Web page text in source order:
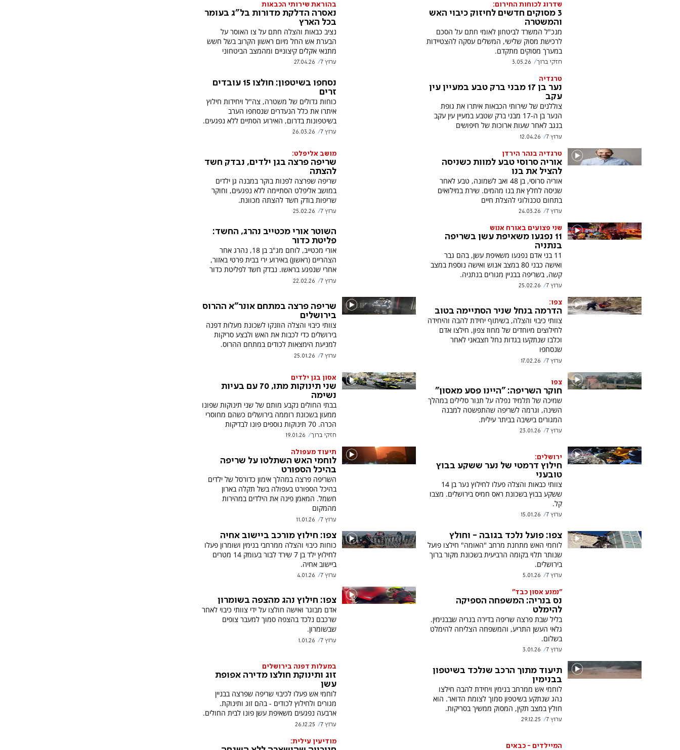
שדרוג לכוחות החירום:
3 מסוקים חדשים לחיזוק כיבוי האש
והמשטרה
מנכ"ל המשרד לביטחון לאומי חתם על הסכם
לרכישת מסוק שלישי, המשלים עסקה להצטיידות
במערך מסוקים מתקדם.
חזקי ברוך 3.05.26
בהוראת שירותי הכבאות
נאסרה הדלקת מדורות בל"ג בעומר
בכל הארץ
נציב כבאות והצלה חתם על צו האוסר על
הבערת אש החל מיום ראשון הקרוב בשל חשש
מתנאי אקלים קיצוניים ומהמצב הביטחוני
ערוץ 7 27.04.26
טרגדיה
נער בן 17 מבני ברק טבע במעיין עין
עקב
צוללנים של שירותי הכבאות איתרו את גופת
הנער בן ה-17 מבני ברק שטבע במעיין עין עקב
בנגב לאחר שעות ארוכות של חיפושים
ערוץ 7 12.04.26
נסחפו בשיטפון: חולצו 15 עובדים
זרים
כוחות גדולים של משטרה, צה"ל ויחידות חילוץ
איתרו את כלל הנעדרים שנסחפו הערב
בשיטפונות בדרום, האירוע הסתיים ללא נפגעים.
ערוץ 7 26.03.26
טרגדיה בנהר הירדן
אוריה סרוסי טבע למוות כשניסה
להציל את בנו
אוריה סרוסי, בן 48 ואב לשמונה, טבע לאחר
שניסה לחלץ את בנו מהמים. שירת במילואים
בתחום טכנולוגי להצלת חיים
ערוץ 7 24.03.26
מושב אליפלט:
שריפה פרצה בגן ילדים, נבדק חשד
להצתה
שריפה שפרצה לפנות בוקר במבנה גן ילדים
במושב אליפלט הסתיימה ללא נפגעים, וחוקר
שריפות בודק חשד להצתה מכוונת.
ערוץ 7 25.02.26
שני פצועים באורח אנוש
11 נפגעו משאיפת עשן בשריפה
בנתניה
11 בני אדם נפגעו משאיפת עשן, בהם גבר
ואישה כבני 80 במצב אנוש ואישה נוספת במצב
קשה, בשריפה בבניין מגורים בנתניה.
ערוץ 7 25.02.26
השוטר אורי מכטייב נהרג, החשד:
פליטת כדור
אורי מכטייב, לוחם מג"ב בן 18, נהרג אחר
הצהריים (ראשון) באירוע ירי בבית פרטי באזור,
אחרי שנפגע בראשו. נבדק חשד לפליטת כדור
ערוץ 7 22.02.26
צפו:
הדרמה בנחל שניר הסתיימה בטוב
צוותי כיבוי והצלה, בשיתוף יחידת להבה והיחידה
לחילוצים מיוחדים של מחוז צפון, חילצו אדם
וכלבו שנתקעו בגדות נחל חצבאני לאחר
שנסחפו
ערוץ 7 17.02.26
שריפה פרצה במתחם אונר"א ההרוס
בירושלים
צוותי כיבוי והצלה הוזנקו לשכונת מעלות דפנה
בירושלים כדי לכבות את האש ולבצע סריקות
למניעת הימצאות לכודים במתחם ההרוס.
ערוץ 7 25.01.26
צפו
חוקר השריפה: "היינו פסע מאסון"
שמיכה של תלמיד נפלה על תנור סלילים במהלך
השינה, וגרמה לשריפה שהתפשטה למבנה
המגורים בישיבה בביתר עילית.
ערוץ 7 23.01.26
אסון בגן ילדים
שני תינוקות מתו, 70 עם בעיות
נשימה
בבתי החולים נקבע מותם של שני תינוקות שפונו
ממעון בשכונת רוממה בירושלים כשהם מחוסרי
הכרה. 70 תינוקות נוספים פונו לבדיקות
חזקי ברוך 19.01.26
ירושלים:
חילוץ דרמטי של נער ששקע בבוץ
טובעני
צוותי כבאות והצלה פעלו לחילוץ נער בן 14
ששקע בבוץ בשכונת ראס חמיס בירושלים. מצבו
קל.
ערוץ 7 15.01.26
תיעוד מעפולה
לוחמי האש השתלטו על שריפה
בהיכל הספורט
השריפה פרצה במהלך אימון כדורסל של ילדים
בהיכל הספורט בעפולה בשל תקלה בארון
חשמל. המאמן פינה את הילדים במהירות
מהמקום
ערוץ 7 11.01.26
צפו: פועל נלכד בגובה - וחולץ
לוחמי האש מתחנת מרחב "האומה" חילצו פועל
שנותר תלוי בקומה הרביעית בשכונת מקור ברוך
בירושלים.
ערוץ 7 5.01.26
צפו: חילוץ מורכב ביישוב אחיה
כוחות כיבוי והצלה ממרחבי בנימין ושומרון פעלו
לחילוץ ילד בן 7 שירד לבור בעומק 14 מטרים
ביישוב אחיה.
ערוץ 7 4.01.26
"נמנע אסון כבד"
נס בנריה: המשפחה הספיקה
להימלט
בליל שבת פרצה שריפה בדירה בנריה שבבנימין.
גלאי העשן התריע, והמשפחה הצליחה להימלט
בשלום.
ערוץ 7 3.01.26
צפו: חילוץ נהג מהצפה בשומרון
אדם מבוגר ואישה חולצו על ידי צוותי כיבוי לאחר
שרכבם נלכד בהצפה סמוך למעבר צופים
שבשומרון.
ערוץ 7 1.01.26
תיעוד מתוך הרכב שנלכד בשיטפון
בבנימין
לוחמי אש ממרחב בנימין ויחידת להבה חילצו
נהג שנתקע בשיטפון סמוך לצומת הדואר. הוא
חולץ במצב תקין, המסוק ממשיך בסריקות.
ערוץ 7 29.12.25
במעלות דפנה בירושלים
זוג ותינוקת חולצו מדירה אפופת
עשן
לוחמי אש פעלו לכיבוי שריפה שפרצה בבניין
מגורים ולחילוץ לכודים - בהם זוג ותינוקת.
ארבעה נפגעים משאיפת עשן פונו לבית החולים.
ערוץ 7 26.12.25
המיילדים - כבאים
מודיעין עילית: